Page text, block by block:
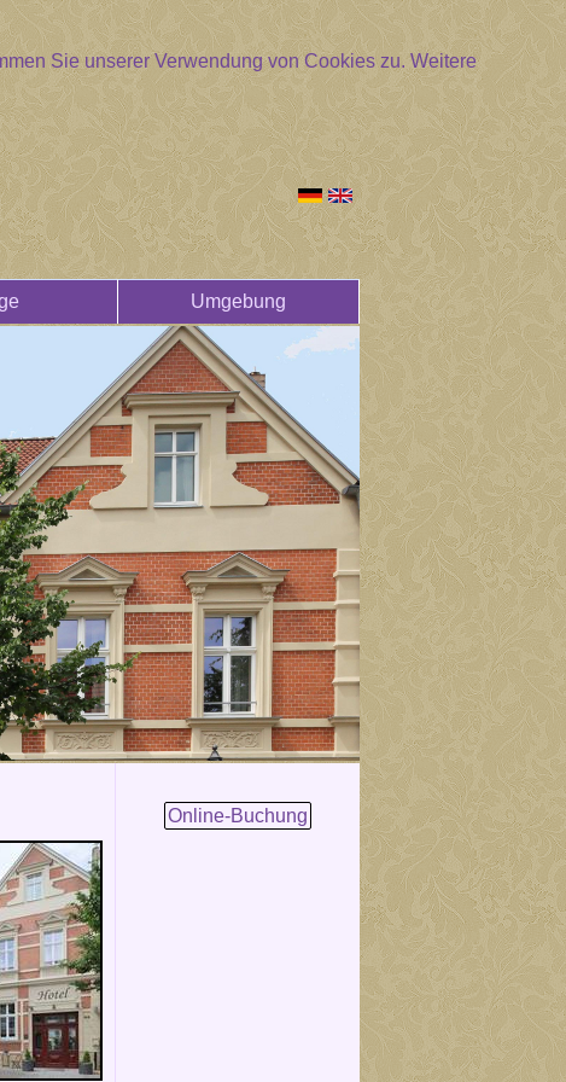
Sie unserer Verwendung von Cookies zu.Weitere
Umgebung
Online-Buchung